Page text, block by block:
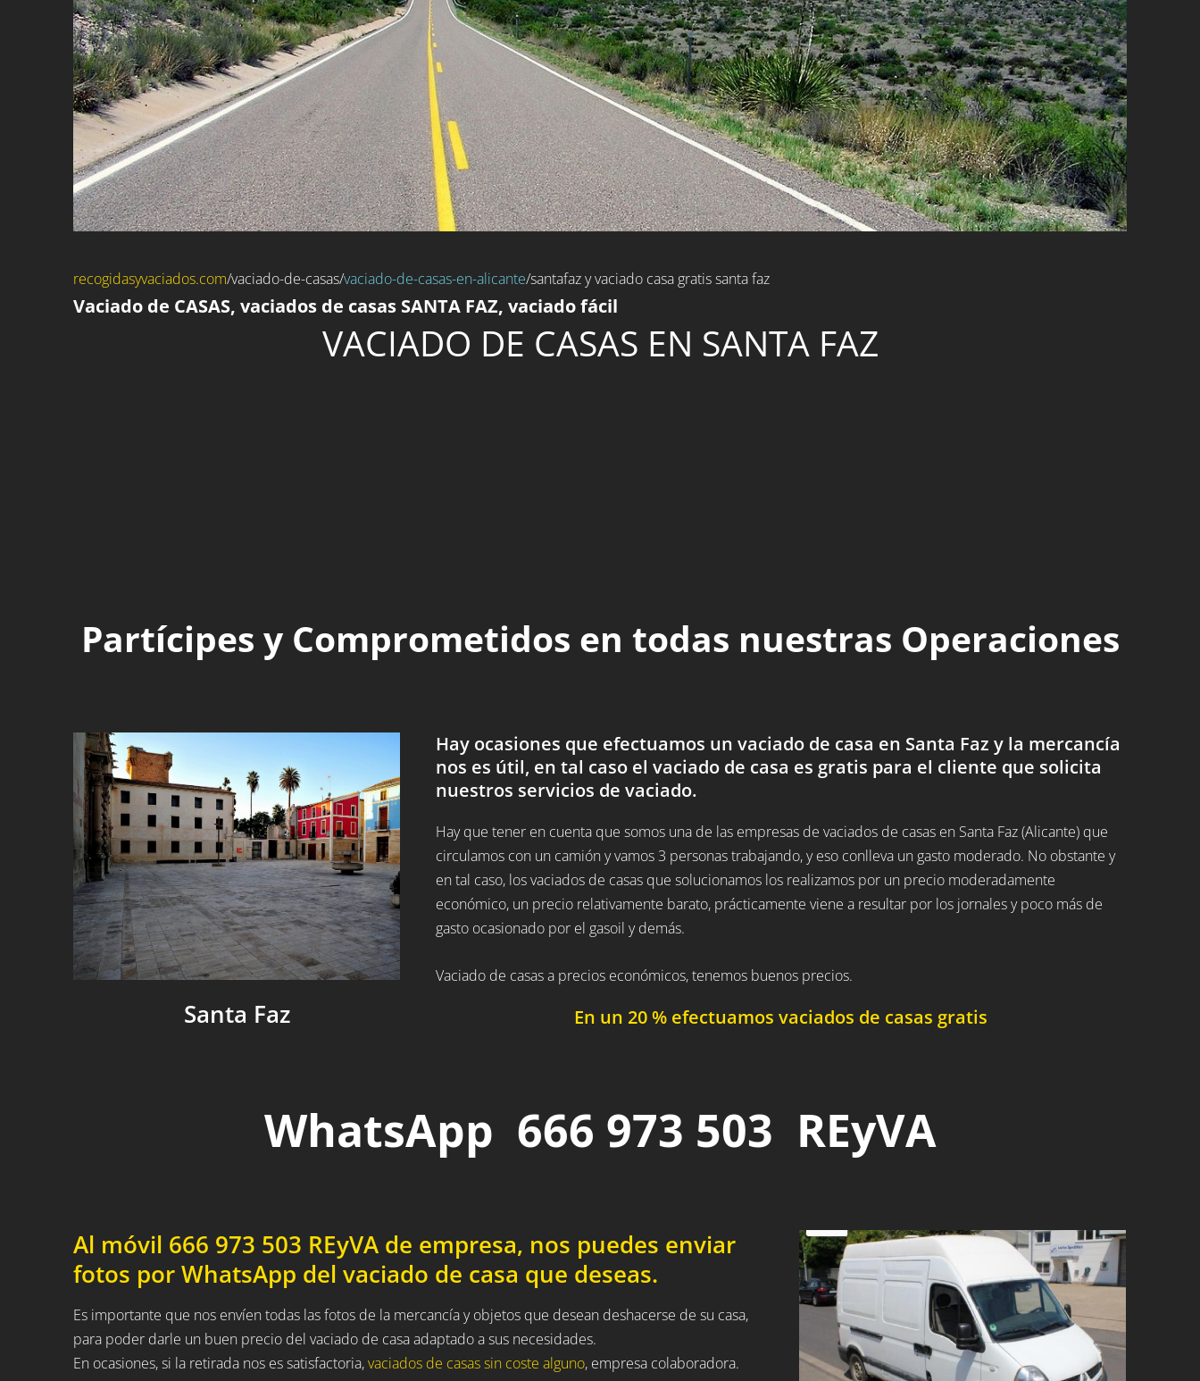
recogidasyvaciados.com/vaciado-de-casas/vaciado-de-casas-en-alicante/santafaz y vaciado casa gratis santa faz
Vaciado de CASAS, vaciados de casas SANTA FAZ, vaciado fácil
VACIADO DE CASAS EN SANTA FAZ
Partícipes y Comprometidos en todas nuestras Operaciones
Santa Faz
Hay ocasiones que efectuamos un vaciado de casa en Santa Faz y la mercancía
nos es útil, en tal caso el vaciado de casa es gratis para el cliente que solicita
nuestros servicios de vaciado.
Hay que tener en cuenta que somos una de las empresas de vaciados de casas en Santa Faz (Alicante) que
circulamos con un camión y vamos 3 personas trabajando, y eso conlleva un gasto moderado. No obstante y
en tal caso, los vaciados de casas que solucionamos los realizamos por un precio moderadamente
económico, un precio relativamente barato, prácticamente viene a resultar por los jornales y poco más de
gasto ocasionado por el gasoil y demás.
Vaciado de casas a precios económicos, tenemos buenos precios.
En un 20 % efectuamos vaciados de casas gratis
WhatsApp 666 973 503 REyVA
Al móvil 666 973 503 REyVA de empresa, nos puedes enviar
fotos por WhatsApp del vaciado de casa que deseas.
Es importante que nos envíen todas las fotos de la mercancía y objetos que desean deshacerse de su casa,
para poder darle un buen precio del vaciado de casa adaptado a sus necesidades.
En ocasiones, si la retirada nos es satisfactoria,vaciados de casas sin coste alguno, empresa colaboradora.